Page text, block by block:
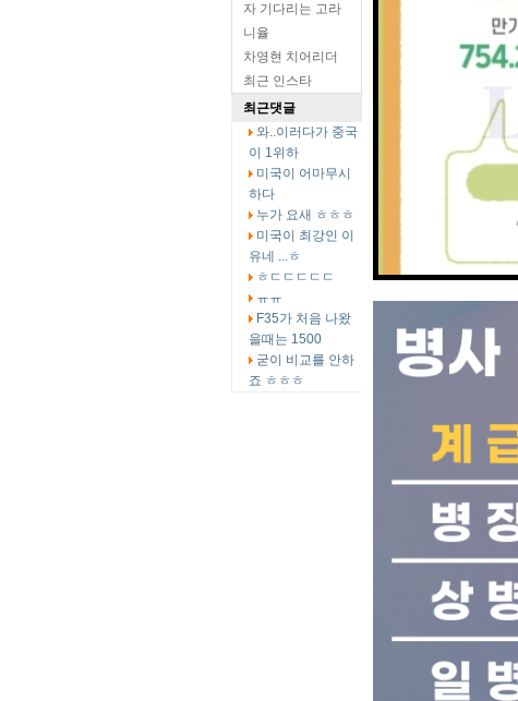
자 기다리는 고라
니율
차영현 치어리더
최근 인스타
최근댓글
와..이러다가 중국
이 1위하
미국이 어마무시
하다
누가 요새 ㅎㅎㅎ
미국이 최강인 이
유네 ...ㅎ
ㅎㄷㄷㄷㄷㄷ
ㅠㅠ
F35가 처음 나왔
을때는 1500
굳이 비교를 안하
죠 ㅎㅎㅎ